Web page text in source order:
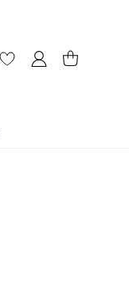
Mijn account